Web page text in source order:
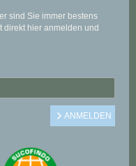
sind Sie immer bestens
direkt hier anmelden und